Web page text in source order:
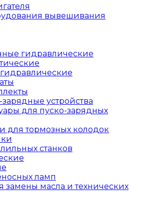
вывешивания
гидравлические
устройства
для пуско-зарядных
для тормозных колодок
станков
ламп
замены масла и технических